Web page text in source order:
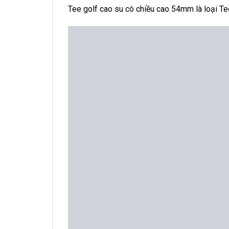
Tee golf cao su có chiều cao 54mm là loại